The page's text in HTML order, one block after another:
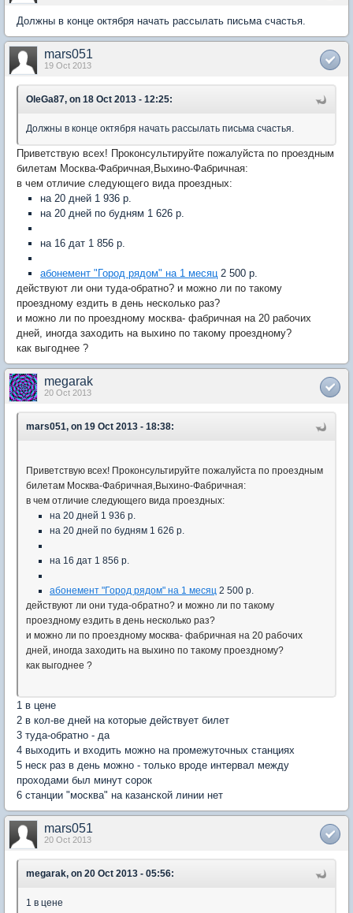
Должны в конце октября начать рассылать письма счастья.
mars051
19 Oct 2013
OleGa87, on 18 Oct 2013 - 12:25:
Должны в конце октября начать рассылать письма счастья.
Приветствую всех! Проконсультируйте пожалуйста по проездным
билетам Москва-Фабричная,Выхино-Фабричная:
в чем отличие следующего вида проездных:
на 20 дней 1 936 р.
на 20 дней по будням 1 626 р.
на 16 дат 1 856 р.
абонемент "Город рядом" на 1 месяц 2 500 р.
действуют ли они туда-обратно? и можно ли по такому
проездному ездить в день несколько раз?
и можно ли по проездному москва- фабричная на 20 рабочих
дней, иногда заходить на выхино по такому проездному?
как выгоднее ?
megarak
20 Oct 2013
mars051, on 19 Oct 2013 - 18:38:
Приветствую всех! Проконсультируйте пожалуйста по проездным
билетам Москва-Фабричная,Выхино-Фабричная:
в чем отличие следующего вида проездных:
на 20 дней 1 936 р.
на 20 дней по будням 1 626 р.
на 16 дат 1 856 р.
абонемент "Город рядом" на 1 месяц 2 500 р.
действуют ли они туда-обратно? и можно ли по такому
проездному ездить в день несколько раз?
и можно ли по проездному москва- фабричная на 20 рабочих
дней, иногда заходить на выхино по такому проездному?
как выгоднее ?
1 в цене
2 в кол-ве дней на которые действует билет
3 туда-обратно - да
4 выходить и входить можно на промежуточных станциях
5 неск раз в день можно - только вроде интервал между
проходами был минут сорок
6 станции "москва" на казанской линии нет
mars051
20 Oct 2013
megarak, on 20 Oct 2013 - 05:56:
1 в цене